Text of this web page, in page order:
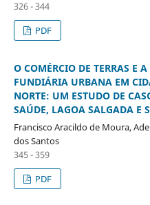
326 - 344
PDF
O COMÉRCIO DE TERRAS E
FUNDIÁRIA URBANA EM
NORTE: UM ESTUDO DE
SAÚDE, LAGOA SALGADA E
Francisco Aracildo de Moura,
dos Santos
345 - 359
PDF